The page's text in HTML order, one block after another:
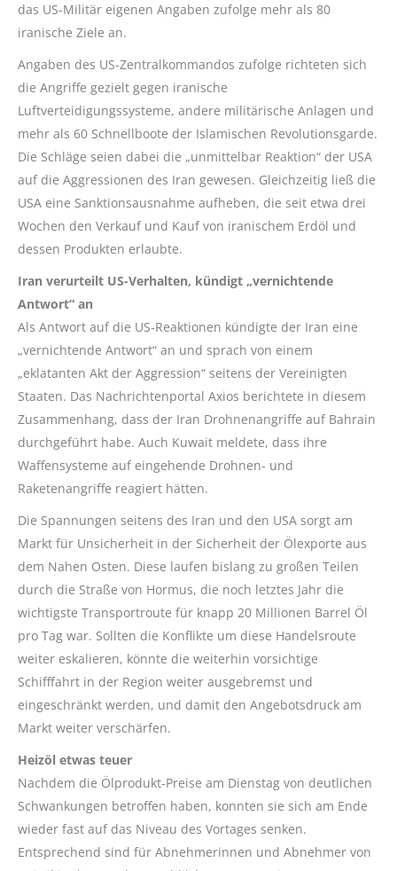
das US-Militär eigenen Angaben zufolge mehr als 80
iranische Ziele an.
Angaben des US-Zentralkommandos zufolge richteten sich
die Angriffe gezielt gegen iranische
Luftverteidigungssysteme, andere militärische Anlagen und
mehr als 60 Schnellboote der Islamischen Revolutionsgarde.
Die Schläge seien dabei die „unmittelbar Reaktion“ der USA
auf die Aggressionen des Iran gewesen. Gleichzeitig ließ die
USA eine Sanktionsausnahme aufheben, die seit etwa drei
Wochen den Verkauf und Kauf von iranischem Erdöl und
dessen Produkten erlaubte.
Iran verurteilt US-Verhalten, kündigt „vernichtende
Antwort“ an
Als Antwort auf die US-Reaktionen kündigte der Iran eine
„vernichtende Antwort“ an und sprach von einem
„eklatanten Akt der Aggression“ seitens der Vereinigten
Staaten. Das Nachrichtenportal Axios berichtete in diesem
Zusammenhang, dass der Iran Drohnenangriffe auf Bahrain
durchgeführt habe. Auch Kuwait meldete, dass ihre
Waffensysteme auf eingehende Drohnen- und
Raketenangriffe reagiert hätten.
Die Spannungen seitens des Iran und den USA sorgt am
Markt für Unsicherheit in der Sicherheit der Ölexporte aus
dem Nahen Osten. Diese laufen bislang zu großen Teilen
durch die Straße von Hormus, die noch letztes Jahr die
wichtigste Transportroute für knapp 20 Millionen Barrel Öl
pro Tag war. Sollten die Konflikte um diese Handelsroute
weiter eskalieren, könnte die weiterhin vorsichtige
Schifffahrt in der Region weiter ausgebremst und
eingeschränkt werden, und damit den Angebotsdruck am
Markt weiter verschärfen.
Heizöl etwas teuer
Nachdem die Ölprodukt-Preise am Dienstag von deutlichen
Schwankungen betroffen haben, konnten sie sich am Ende
wieder fast auf das Niveau des Vortages senken.
Entsprechend sind für Abnehmerinnen und Abnehmer von